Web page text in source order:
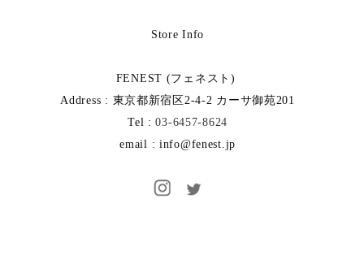
Store Info
FENEST (フェネスト)
Address : 東京都新宿区2-4-2 カーサ御苑201
Tel :03-6457-8624
email : info@fenest.jp